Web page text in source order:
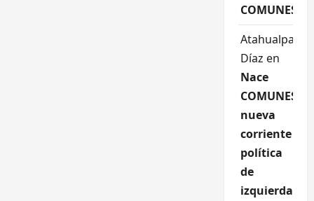
COMUNES
Atahualpa
Díaz en
Nace
COMUNES,
nueva
corriente
política
de
izquierda